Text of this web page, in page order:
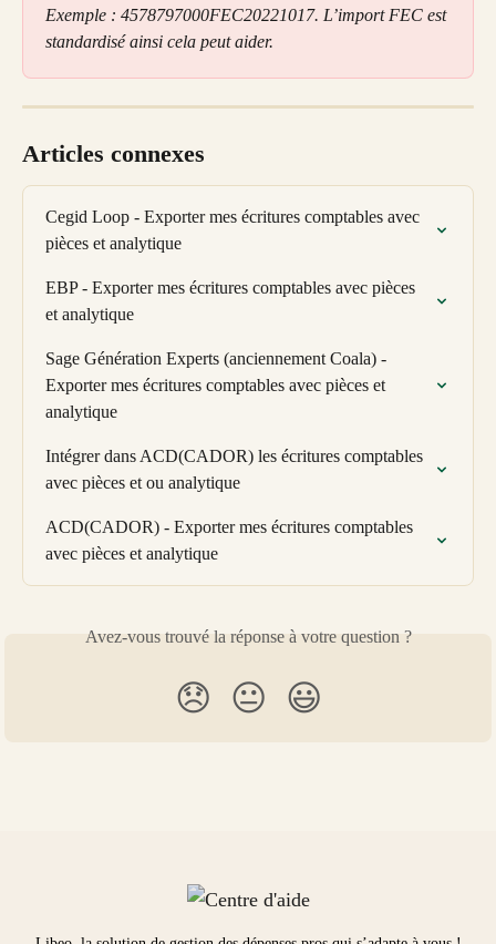
Exemple : 4578797000FEC20221017. L’import FEC est
standardisé ainsi cela peut aider.
Articles connexes
Cegid Loop - Exporter mes écritures comptables avec
pièces et analytique
EBP - Exporter mes écritures comptables avec pièces
et analytique
Sage Génération Experts (anciennement Coala) -
Exporter mes écritures comptables avec pièces et
analytique
Intégrer dans ACD(CADOR) les écritures comptables
avec pièces et ou analytique
ACD(CADOR) - Exporter mes écritures comptables
avec pièces et analytique
Avez-vous trouvé la réponse à votre question ?
😞 😐 😃